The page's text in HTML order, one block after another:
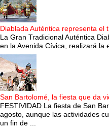
Diablada Auténtica representa el
La Gran Tradicional Auténtica
en la Avenida Cívica, realizará la
San Bartolomé, la fiesta que da
FESTIVIDAD La fiesta de San
agosto, aunque las actividades
un fin de ...